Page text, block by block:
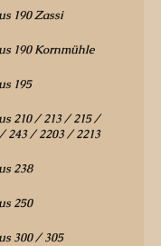
190 Zassi
190 Kornmühle
195
210 / 213 / 215 /
243 / 2203 / 2213
238
250
300 / 305